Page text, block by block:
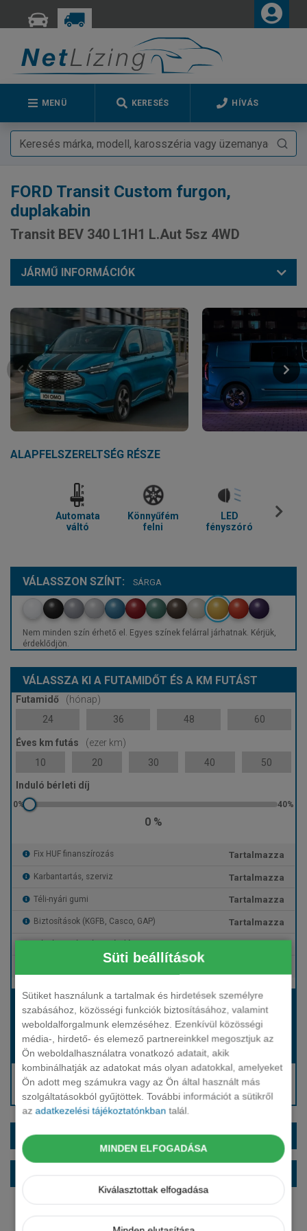
Süti beállítások
Sütiket használunk a tartalmak és hirdetések személyre
szabásához, közösségi funkciók biztosításához, valamint
weboldalforgalmunk elemzéséhez. Ezenkívül közösségi
média-, hirdető- és elemező partnereinkkel megosztjuk az
Ön weboldalhasználatra vonatkozó adatait, akik
kombinálhatják az adatokat más olyan adatokkal, amelyeket
Ön adott meg számukra vagy az Ön által használt más
szolgáltatásokból gyűjtöttek. További információt a sütikről
azadatkezelési tájékoztatónkban talál.
MINDEN ELFOGADÁSA
Kiválasztottak elfogadása
MENÜ KERESÉS HÍVÁS
FORD Transit Custom furgon,
duplakabin
Transit BEV 340 L1H1 L.Aut 5sz 4WD
JÁRMŰ INFORMÁCIÓK
ALAPFELSZERELTSÉG RÉSZE
Automata
váltó
Könnyűfém
felni
LED
fényszóró
VÁLASSZON SZÍNT: SÁRGA
Nem minden szín érhető el. Egyes színek felárral járhatnak. Kérjük,
érdeklődjön.
VÁLASSZA KI A FUTAMIDŐT ÉS A KM FUTÁST
Futamidő
(hónap)
24
36 48 60
Éves km futás
(ezer km)
10
20 30 40 50
Induló bérleti díj
0 %
Fix HUF finanszírozás Tartalmazza
Karbantartás, szerviz Tartalmazza
Téli-nyári gumi Tartalmazza
Biztosítások (KGFB, Casco, GAP) Tartalmazza
Gépjármű- és cégautóadó Tartalmazza
Bérleti díj:
Hívjon bennünket!
Induló bérleti díj: Hívjon bennünket!
Hívjon: +36 1 888 0088
Kérjen visszahívást!
EXTRÁK ÉS SZÍNEK